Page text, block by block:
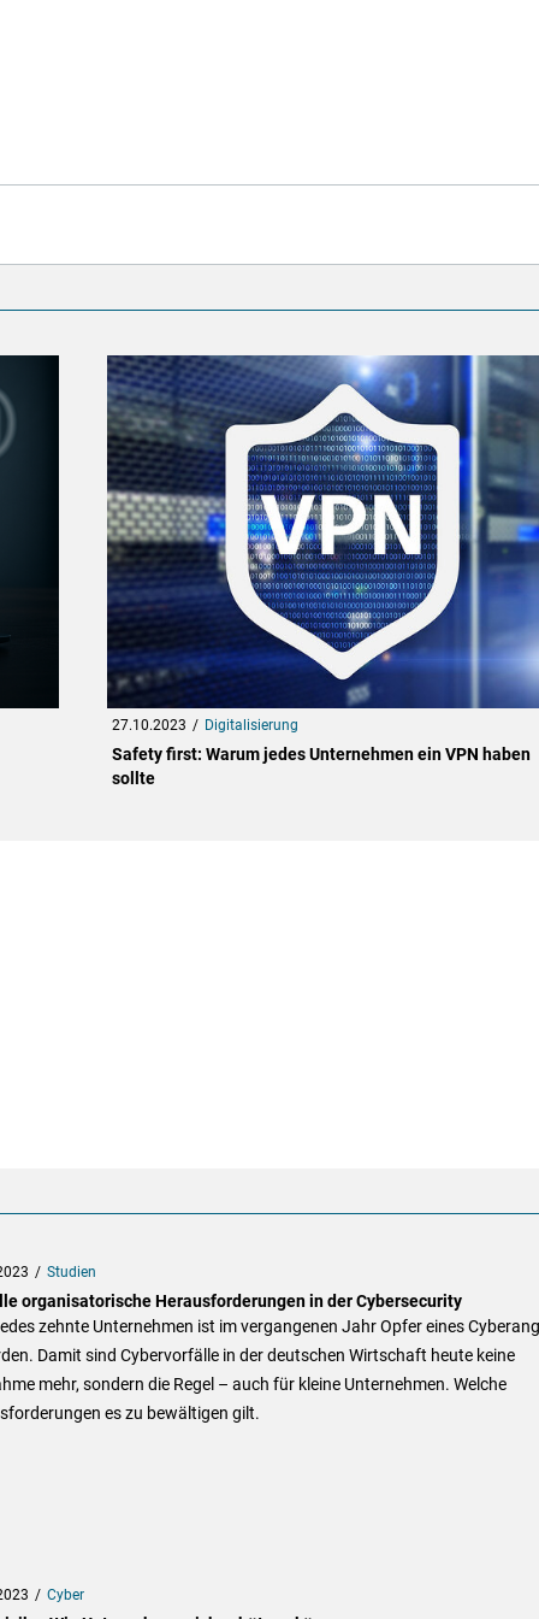
27.10.2023 Digitalisierung
Safety first: Warum jedes Unternehmen ein VPN haben
sollte
Studien
organisatorische Herausforderungen in der Cybersecurity
zehnte Unternehmen ist im vergangenen Jahr Opfer eines
Damit sind Cybervorfälle in der deutschen Wirtschaft heute keine
mehr, sondern die Regel – auch für kleine Unternehmen. Welche
es zu bewältigen gilt.
Cyber